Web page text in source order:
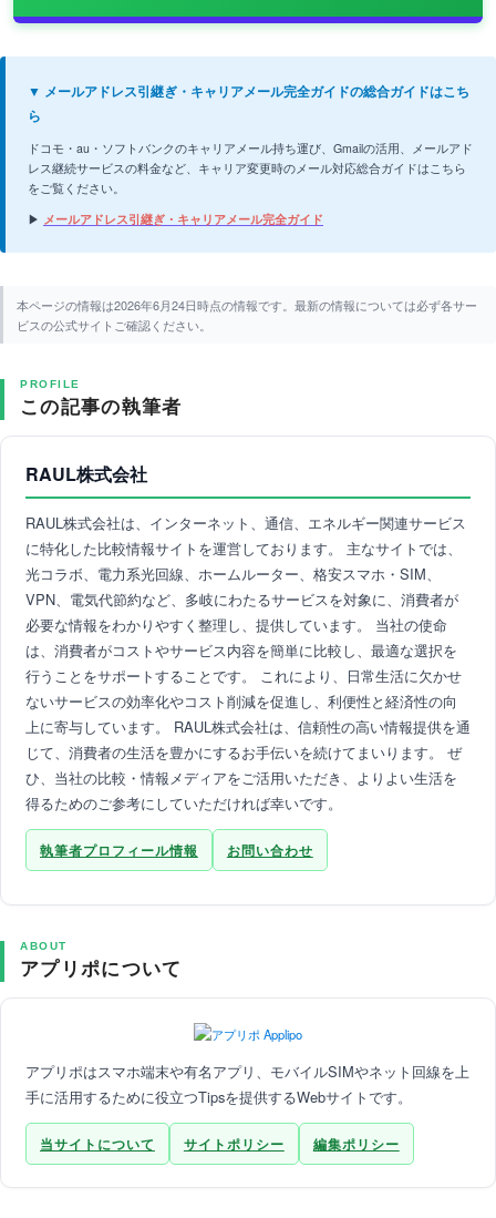
▼ メールアドレス引継ぎ・キャリアメール完全ガイドの総合ガイドはこち
ら
ドコモ・au・ソフトバンクのキャリアメール持ち運び、Gmailの活用、メールアド
レス継続サービスの料金など、キャリア変更時のメール対応総合ガイドはこちら
をご覧ください。
▶ メールアドレス引継ぎ・キャリアメール完全ガイド
本ページの情報は2026年6月24日時点の情報です。最新の情報については必ず各サー
ビスの公式サイトご確認ください。
PROFILE
この記事の執筆者
RAUL株式会社
RAUL株式会社は、インターネット、通信、エネルギー関連サービス
に特化した比較情報サイトを運営しております。 主なサイトでは、
光コラボ、電力系光回線、ホームルーター、格安スマホ・SIM、
VPN、電気代節約など、多岐にわたるサービスを対象に、消費者が
必要な情報をわかりやすく整理し、提供しています。 当社の使命
は、消費者がコストやサービス内容を簡単に比較し、最適な選択を
行うことをサポートすることです。 これにより、日常生活に欠かせ
ないサービスの効率化やコスト削減を促進し、利便性と経済性の向
上に寄与しています。 RAUL株式会社は、信頼性の高い情報提供を通
じて、消費者の生活を豊かにするお手伝いを続けてまいります。 ぜ
ひ、当社の比較・情報メディアをご活用いただき、よりよい生活を
得るためのご参考にしていただければ幸いです。
執筆者プロフィール情報 お問い合わせ
ABOUT
アプリポについて
アプリポはスマホ端末や有名アプリ、モバイルSIMやネット回線を上
手に活用するために役立つTipsを提供するWebサイトです。
当サイトについて サイトポリシー 編集ポリシー